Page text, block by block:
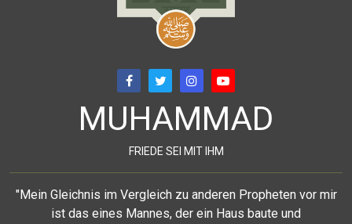
MUHAMMAD
FRIEDE SEI MIT IHM
"Mein Gleichnis im Vergleich zu anderen Propheten vor mir
ist das eines Mannes, der ein Haus baute und